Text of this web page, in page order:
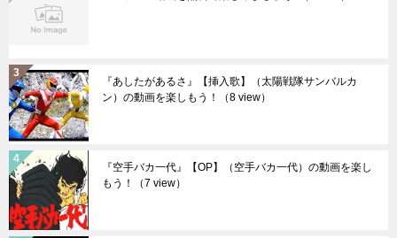
『あしたがあるさ』【挿入歌】（太陽戦隊サンバルカ
ン）の動画を楽しもう！
（8 view）
『空手バカ一代』【OP】（空手バカ一代）の動画を楽し
もう！
（7 view）